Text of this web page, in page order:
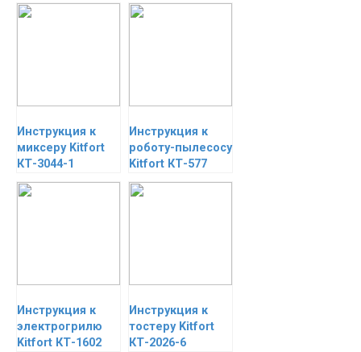
Инструкция к
миксеру Kitfort
КТ-3044-1
Инструкция к
роботу-пылесосу
Kitfort КТ-577
Инструкция к
электрогрилю
Kitfort КТ-1602
Инструкция к
тостеру Kitfort
КТ-2026-6